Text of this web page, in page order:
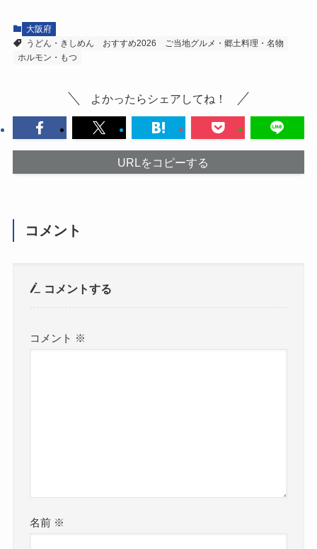
大阪府
うどん・きしめん
おすすめ2026
ご当地グルメ・郷土料理・名物
ホルモン・もつ
よかったらシェアしてね！
URLをコピーする
コメント
コメントする
コメント ※
名前 ※